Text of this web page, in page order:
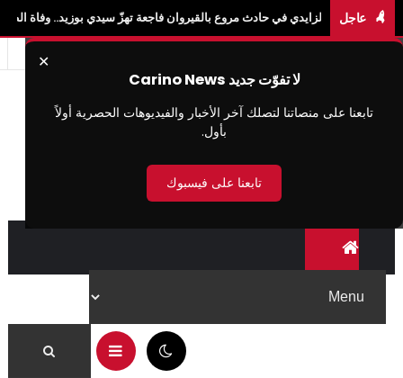
عاجل
في حادث مروع بالقيروان فاجعة تهزّ سيدي بوزيد.. وفاة الطالبة آية الزايدي في
✕
لا تفوّت جديد Carino News
تابعنا على منصاتنا لتصلك آخر الأخبار والفيديوهات الحصرية أولاً
بأول.
تابعنا على فيسبوك